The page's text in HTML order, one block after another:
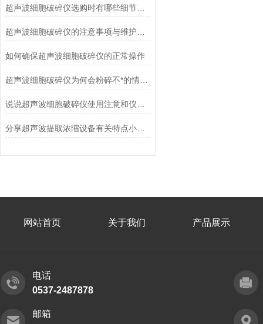
超声波细胞破碎仪选购时有哪些细节需要注意
如何确保超声波细胞破碎仪的正常操作
超声波细胞破碎仪为何会粉碎不*的情况？
分享超声波提取浓缩设备有关特点小知识
网站首页 关于我们 产品展示
电话
0537-2487878
邮箱